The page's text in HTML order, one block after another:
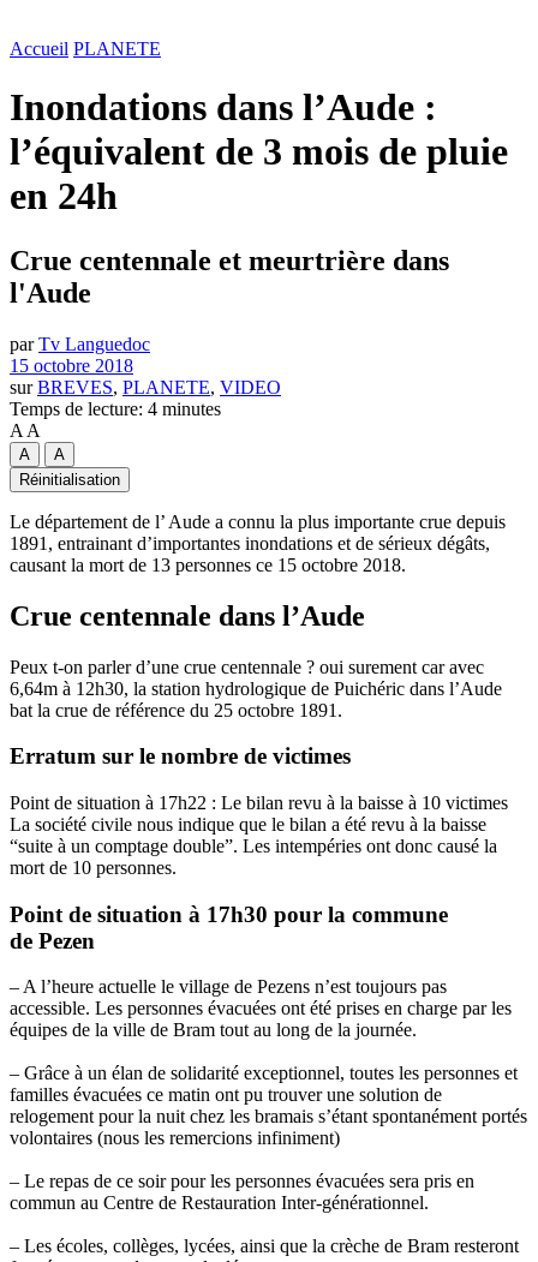
Accueil PLANETE
Inondations dans l’Aude :
l’équivalent de 3 mois de pluie
en 24h
Crue centennale et meurtrière dans
l'Aude
par Tv Languedoc
15 octobre 2018
sur BREVES, PLANETE, VIDEO
Temps de lecture: 4 minutes
A A
A
A
Réinitialisation
Le département de l’ Aude a connu la plus importante crue depuis
1891, entrainant d’importantes inondations et de sérieux dégâts,
causant la mort de 13 personnes ce 15 octobre 2018.
Crue centennale dans l’Aude
Peux t-on parler d’une crue centennale ? oui surement car avec
6,64m à 12h30, la station hydrologique de Puichéric dans l’Aude
bat la crue de référence du 25 octobre 1891.
Erratum sur le nombre de victimes
Point de situation à 17h22 : Le bilan revu à la baisse à 10 victimes
La société civile nous indique que le bilan a été revu à la baisse
“suite à un comptage double”. Les intempéries ont donc causé la
mort de 10 personnes.
Point de situation à 17h30 pour la commune
de Pezen
– A l’heure actuelle le village de Pezens n’est toujours pas
accessible. Les personnes évacuées ont été prises en charge par les
équipes de la ville de Bram tout au long de la journée.
– Grâce à un élan de solidarité exceptionnel, toutes les personnes et
familles évacuées ce matin ont pu trouver une solution de
relogement pour la nuit chez les bramais s’étant spontanément portés
volontaires (nous les remercions infiniment)
– Le repas de ce soir pour les personnes évacuées sera pris en
commun au Centre de Restauration Inter-générationnel.
– Les écoles, collèges, lycées, ainsi que la crèche de Bram resteront